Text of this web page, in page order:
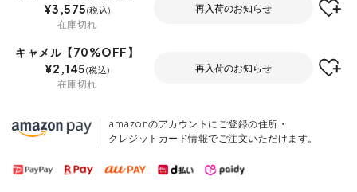
¥3,575 税込
在庫切れ
再入荷のお知らせ
キャメル【70%OFF】
¥2,145 税込
在庫切れ
再入荷のお知らせ
amazonのアカウントにご登録の住所・
クレジットカード情報でご注文いただけます。